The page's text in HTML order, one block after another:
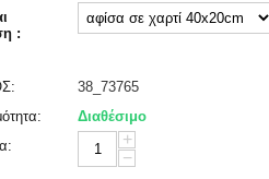
:
38_73765
Διαθέσιμο
+
−